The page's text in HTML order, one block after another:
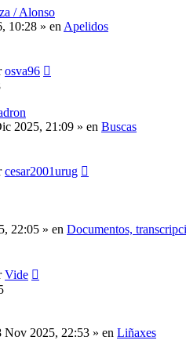
/ Alonso
10:28 » en Apelidos
osva96
2025, 21:09 » en Buscas
cesar2001urug
22:05 » en Documentos,
Vide
Nov 2025, 22:53 » en Liñaxes